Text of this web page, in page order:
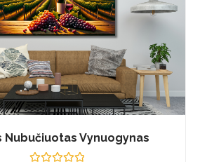
Nubučiuotas Vynuogynas